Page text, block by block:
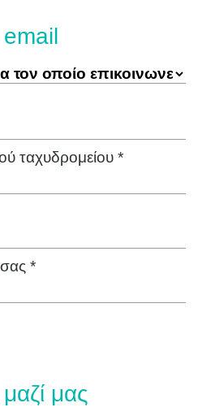
email
ταχυδρομείου *
*
μας